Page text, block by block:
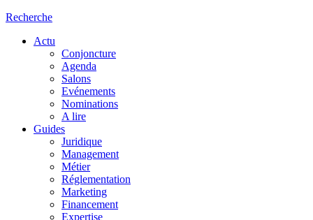
Recherche
Actu
Conjoncture
Agenda
Salons
Evénements
Nominations
A lire
Guides
Juridique
Management
Métier
Réglementation
Marketing
Financement
Expertise